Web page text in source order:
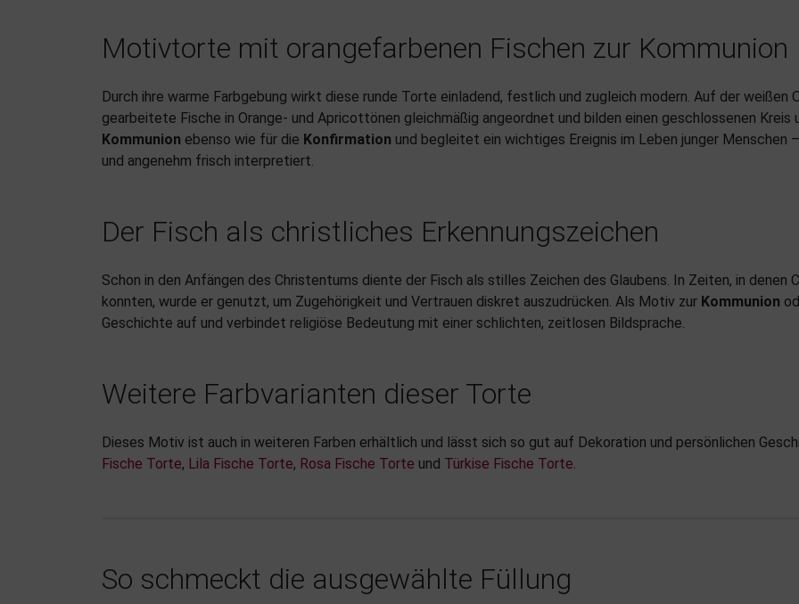
Motivtorte mit orangefarbenen Fischen zur Kommunion
Durch ihre warme Farbgebung wirkt diese runde Torte einladend, festlich und zugleich modern. Auf der weißen
gearbeitete Fische in Orange- und Apricottönen gleichmäßig angeordnet und bilden einen geschlossenen
Kommunion ebenso wie für die Konfirmation und begleitet ein wichtiges Ereignis im Leben junger Menschen
und angenehm frisch interpretiert.
Der Fisch als christliches Erkennungszeichen
Schon in den Anfängen des Christentums diente der Fisch als stilles Zeichen des Glaubens. In Zeiten, in denen
konnten, wurde er genutzt, um Zugehörigkeit und Vertrauen diskret auszudrücken. Als Motiv zur Kommunion
Geschichte auf und verbindet religiöse Bedeutung mit einer schlichten, zeitlosen Bildsprache.
Weitere Farbvarianten dieser Torte
Dieses Motiv ist auch in weiteren Farben erhältlich und lässt sich so gut auf Dekoration und persönlichen
Fische Torte, Lila Fische Torte, Rosa Fische Torte und Türkise Fische Torte.
So schmeckt die ausgewählte Füllung